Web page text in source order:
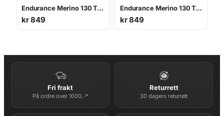
Endurance Merino 130 Tee M
kr849
Endurance Merino 130 Tee M
kr849
Fri frakt
På ordre over 1000,-*
Returrett
30 dagers returrett